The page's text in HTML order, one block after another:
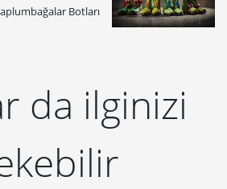
Botları
da ilginizi